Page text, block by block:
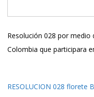
Resolución 028 por medio
Colombia que participara
RESOLUCION 028 florete